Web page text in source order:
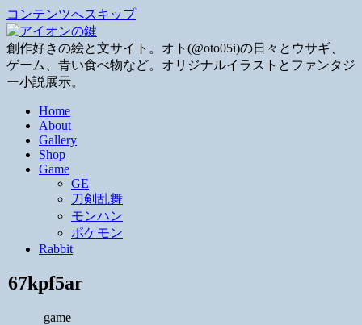
コンテンツへスキップ
創作好きの絵と文サイト。オト(@oto05i)の日々とウサギ、
ゲーム、青い食べ物など。オリジナルイラストとファンタジ
ー小説展示。
Home
About
Gallery
Shop
Game
GE
刀剣乱舞
モンハン
ポケモン
Rabbit
67kpf5ar
game